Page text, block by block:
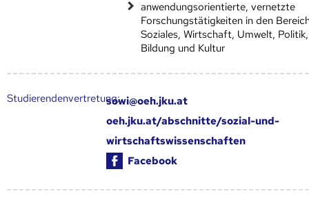
anwendungsorientierte, vernetzte
Forschungstätigkeiten in den
Soziales, Wirtschaft, Umwelt, Politik,
Bildung und Kultur
Studierendenvertretung:sowi@oeh.jku.at
oeh.jku.at/abschnitte/sozial-und-
wirtschaftswissenschaften
Facebook